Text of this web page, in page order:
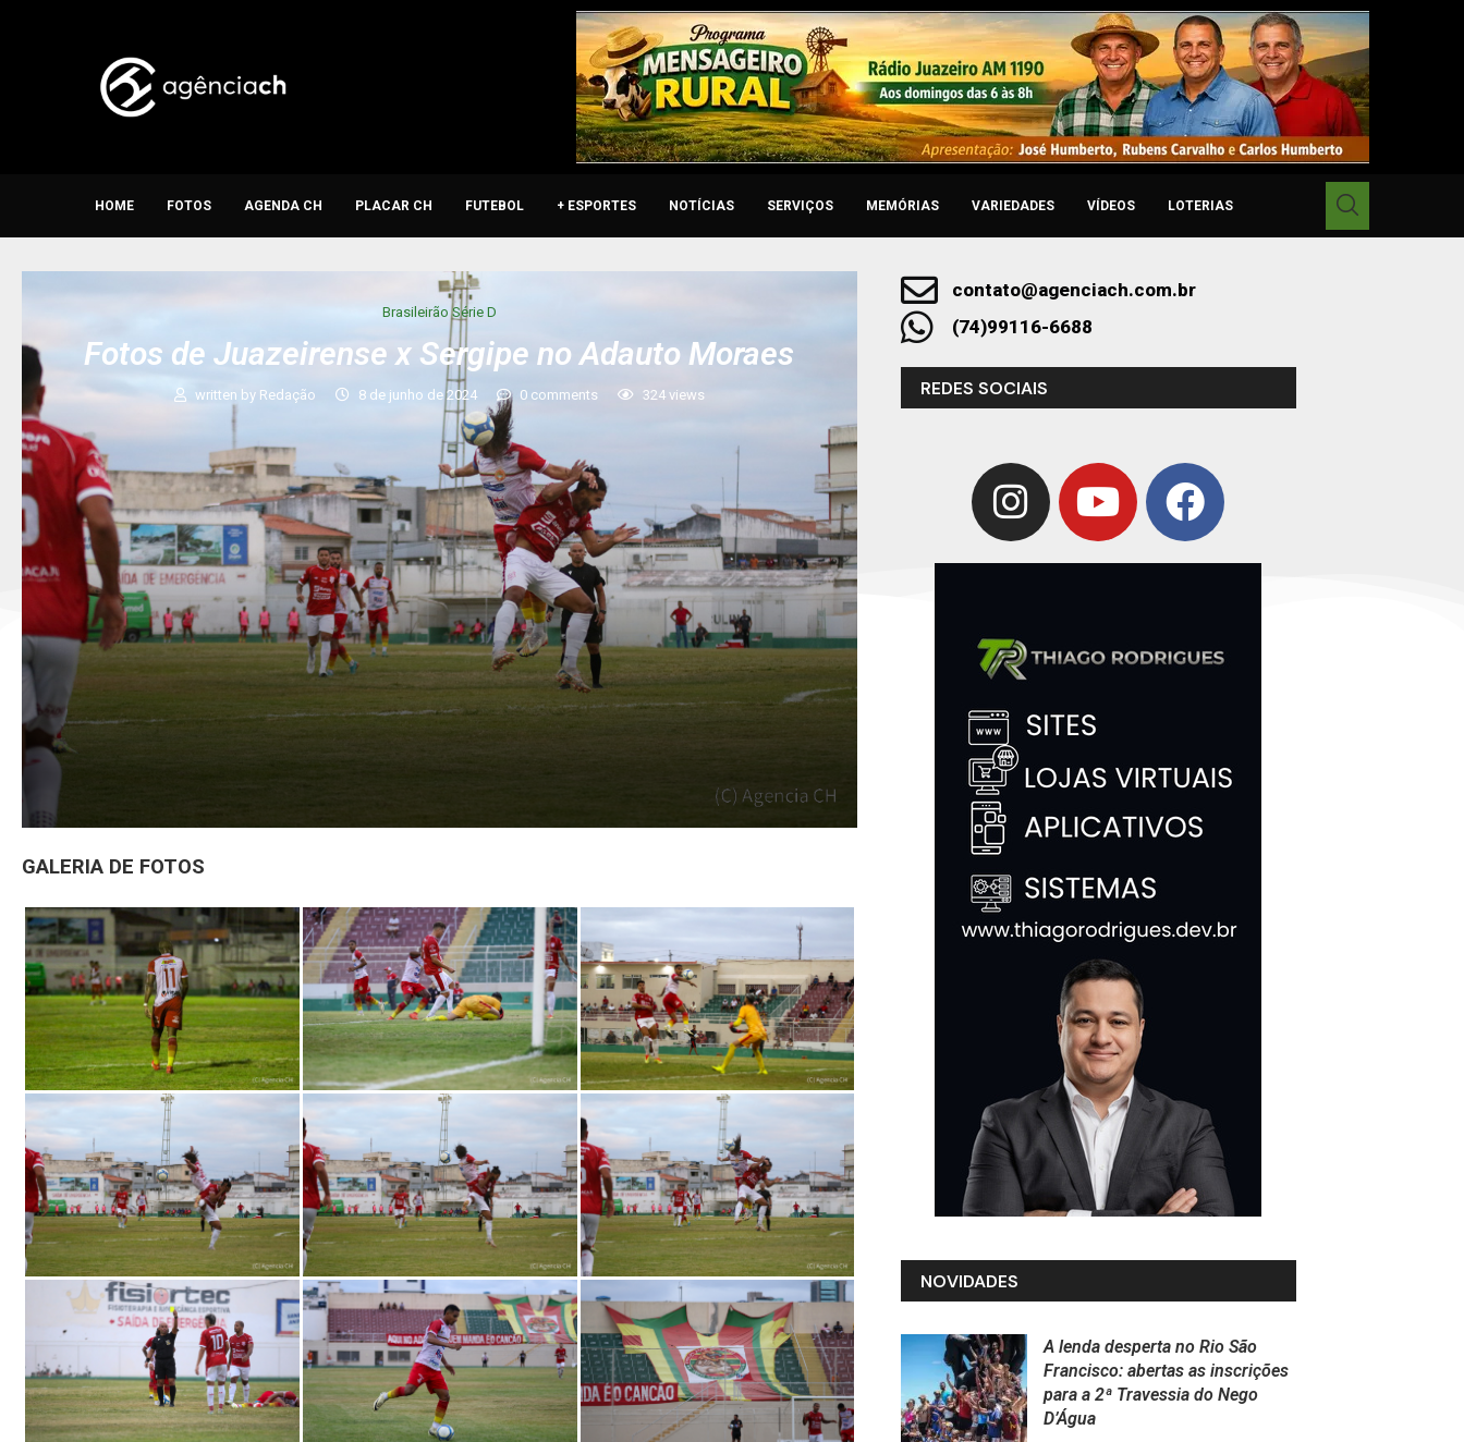
HOME FOTOS AGENDA CH PLACAR CH FUTEBOL + ESPORTES NOTÍCIAS SERVIÇOS MEMÓRIAS VARIEDADES VÍDEOS LOTERIAS
Brasileirão Série D
Fotos de Juazeirense x Sergipe no Adauto Moraes
written by Redação 8 de junho de 2024 0 comments 324views
GALERIA DE FOTOS
contato@agenciach.com.br
(74)99116-6688
REDES SOCIAIS
NOVIDADES
A lenda desperta no Rio São
Francisco: abertas as inscrições
para a 2ª Travessia do Nego
D’Água